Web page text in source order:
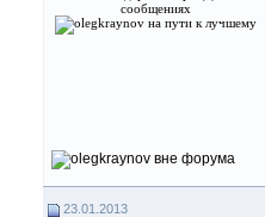
сообщениях
23.01.2013